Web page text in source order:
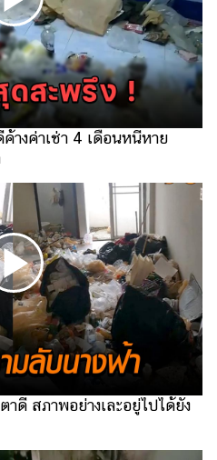
างค่าเช่า 4 เดือนหนีหาย
าดี สภาพอย่างเละอยู่ไปได้ยัง